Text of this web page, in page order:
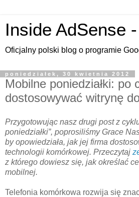
Inside AdSense
Oficjalny polski blog o programie
poniedziałek, 30 kwietnia 2012
Mobilne poniedziałki: po
dostosowywać witrynę
Przygotowując nasz drugi post z
poniedziałki”, poprosiliśmy Grace
by opowiedziała, jak jej firma
technologii komórkowej. Przeczytaj
z którego dowiesz się, jak określać
mobilnej.
Telefonia komórkowa rozwija się